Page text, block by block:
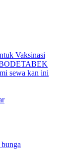
Vaksinasi
sewa kan ini